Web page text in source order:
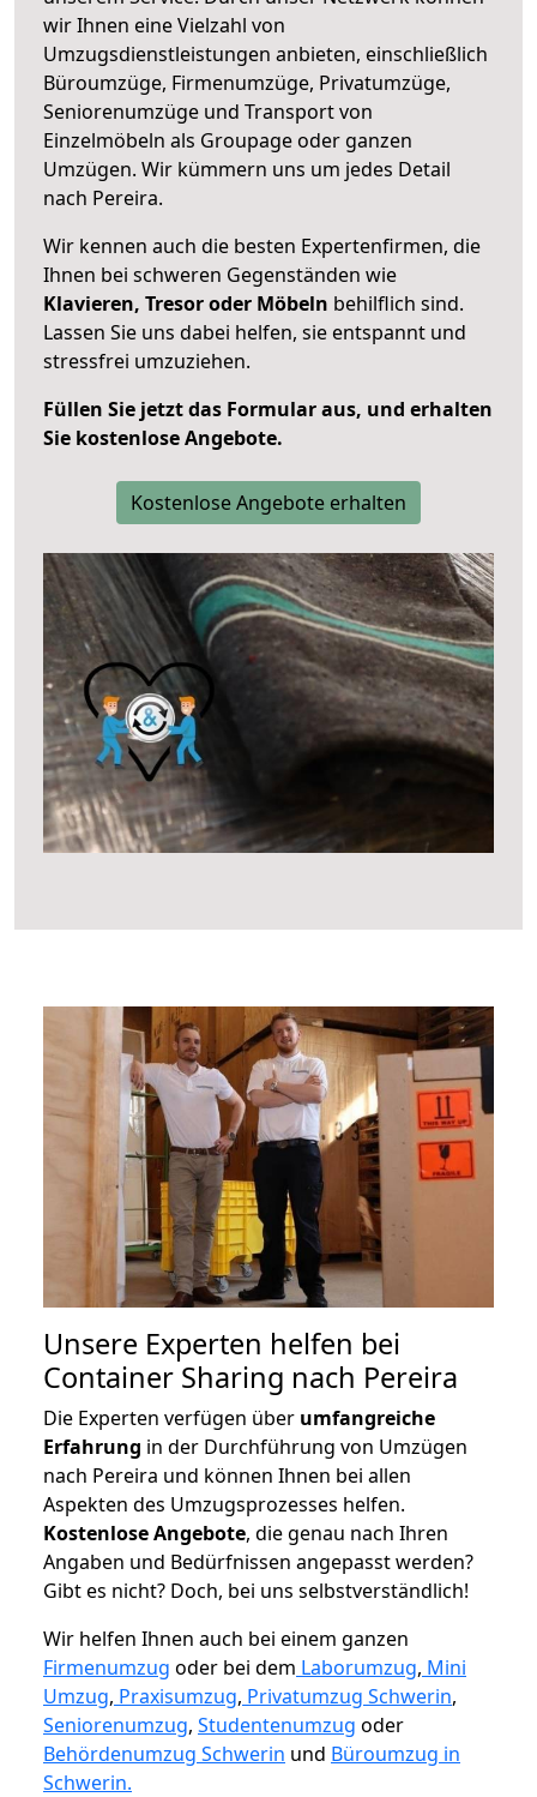
wir Ihnen eine Vielzahl von
Umzugsdienstleistungen anbieten, einschließlich
Büroumzüge, Firmenumzüge, Privatumzüge,
Seniorenumzüge und Transport von
Einzelmöbeln als Groupage oder ganzen
Umzügen. Wir kümmern uns um jedes Detail
nach Pereira.
Wir kennen auch die besten Expertenfirmen, die
Ihnen bei schweren Gegenständen wie
Klavieren, Tresor oder Möbeln behilflich sind.
Lassen Sie uns dabei helfen, sie entspannt und
stressfrei umzuziehen.
Füllen Sie jetzt das Formular aus, und erhalten
Sie kostenlose Angebote.
Kostenlose Angebote erhalten
Unsere Experten helfen bei
Container Sharing nach Pereira
Die Experten verfügen über umfangreiche
Erfahrung in der Durchführung von Umzügen
nach Pereira und können Ihnen bei allen
Aspekten des Umzugsprozesses helfen.
Kostenlose Angebote, die genau nach Ihren
Angaben und Bedürfnissen angepasst werden?
Gibt es nicht? Doch, bei uns selbstverständlich!
Wir helfen Ihnen auch bei einem ganzen
Firmenumzug oder bei dem Laborumzug, Mini
Umzug, Praxisumzug, Privatumzug Schwerin,
Seniorenumzug, Studentenumzug oder
Behördenumzug Schwerin und Büroumzug in
Schwerin.